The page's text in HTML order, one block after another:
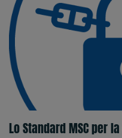
Lo Standard MSC per